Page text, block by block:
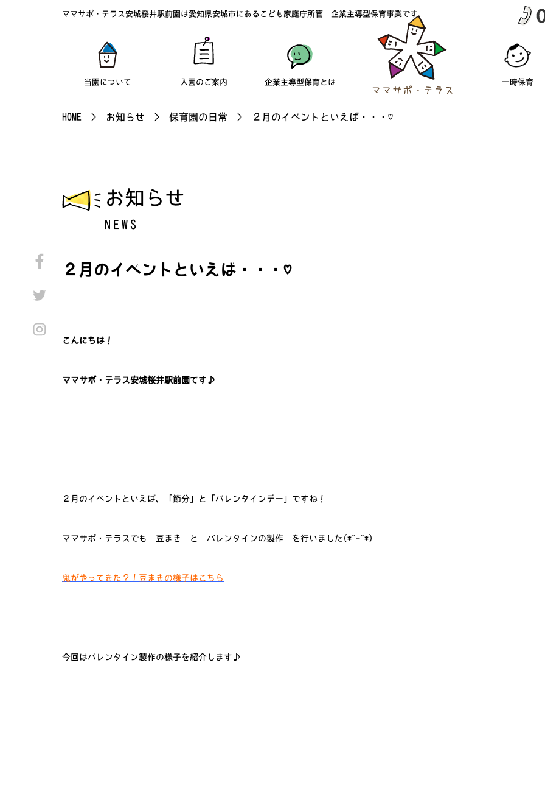
ママサポ・テラス安城桜井駅前園は愛知県安城市にあるこども家庭庁所管 企業主導型保育事業です
当園について 入園のご案内 企業主導型保育とは 一時保育
HOME > お知らせ > 保育園の日常 > ２月のイベントといえば・・・♡
お知らせ
NEWS
２月のイベントといえば・・・♡
こんにちは！
ママサポ・テラス安城桜井駅前園です♪
２月のイベントといえば、「節分」と「バレンタインデー」ですね！
ママサポ・テラスでも 豆まき と バレンタインの製作 を行いました(*^-^*)
鬼がやってきた？！豆まきの様子はこちら
今回はバレンタイン製作の様子を紹介します♪